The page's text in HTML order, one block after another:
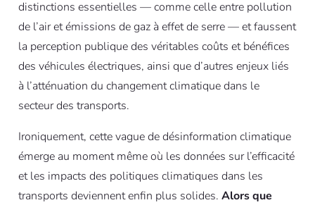
distinctions essentielles — comme celle entre pollution
de l’air et émissions de gaz à effet de serre — et faussent
la perception publique des véritables coûts et bénéfices
des véhicules électriques, ainsi que d’autres enjeux liés
à l’atténuation du changement climatique dans le
secteur des transports.
Ironiquement, cette vague de désinformation climatique
émerge au moment même où les données sur l’efficacité
et les impacts des politiques climatiques dans les
transports deviennent enfin plus solides. Alors que